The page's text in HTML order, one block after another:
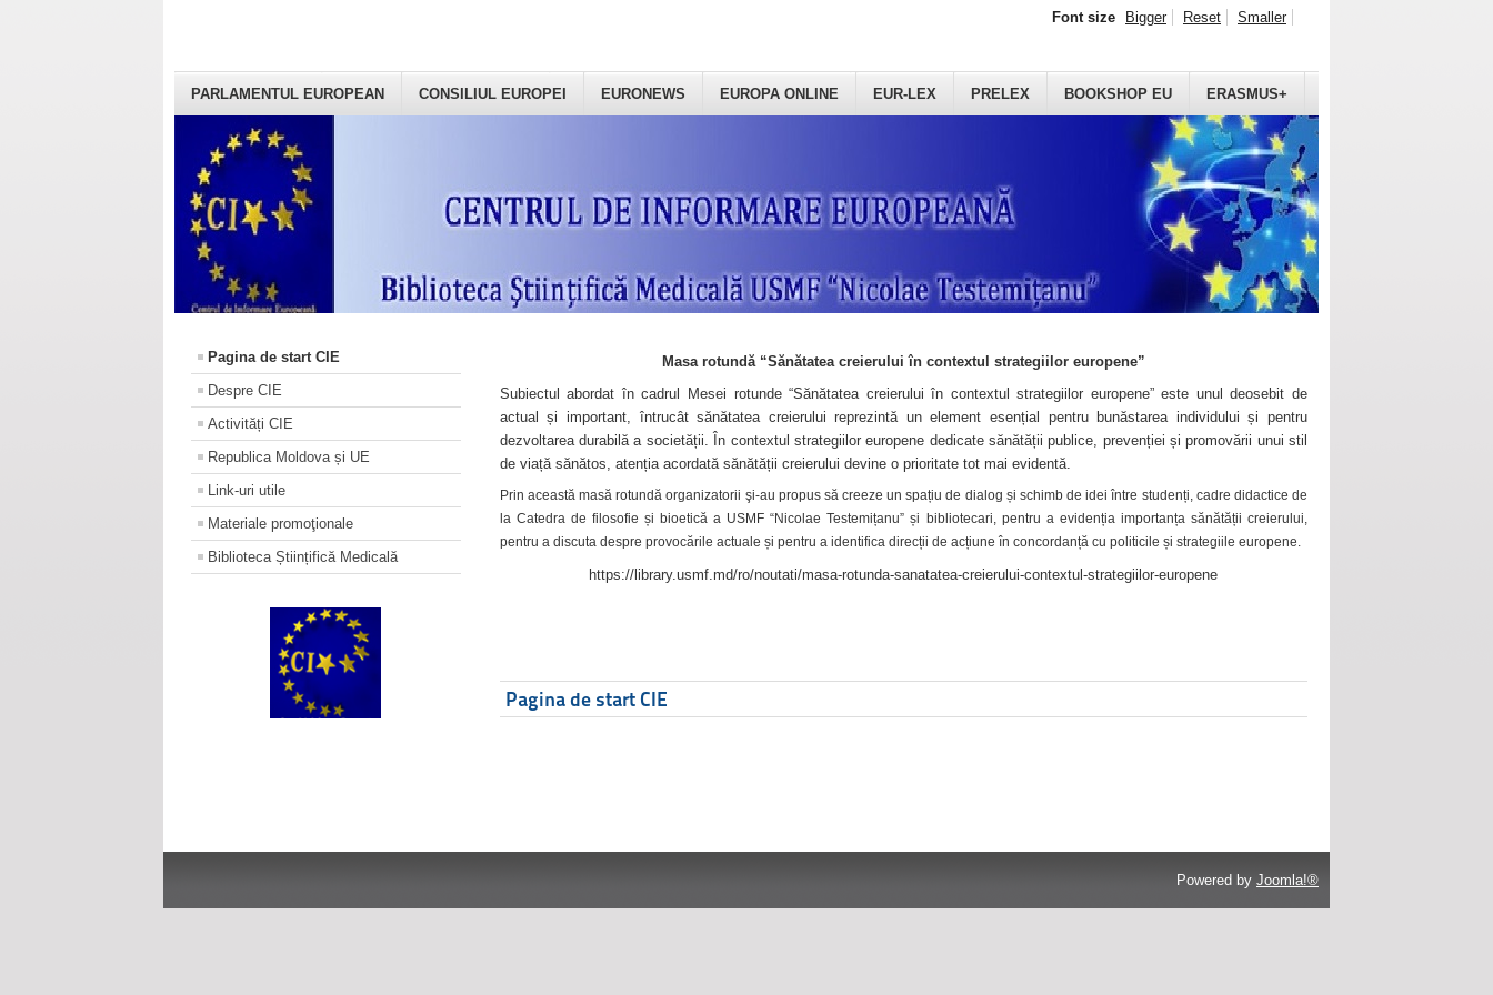
PARLAMENTUL EUROPEAN CONSILIUL EUROPEI EURONEWS EUROPA ONLINE EUR-LEX PRELEX BOOKSHOP EU ERASMUS+
Font size Bigger Reset Smaller
Pagina de start CIE
Despre CIE
Activități CIE
Republica Moldova și UE
Link-uri utile
Materiale promoţionale
Biblioteca Științifică Medicală
Masa rotundă “Sănătatea creierului în contextul strategiilor europene”
Subiectul abordat în cadrul Mesei rotunde “Sănătatea creierului în contextul strategiilor europene” este unul deosebit de
actual și important, întrucât sănătatea creierului reprezintă un element esențial pentru bunăstarea individului și pentru
dezvoltarea durabilă a societății. În contextul strategiilor europene dedicate sănătății publice, prevenției și promovării unui stil
de viață sănătos, atenția acordată sănătății creierului devine o prioritate tot mai evidentă.
Prin această masă rotundă organizatorii şi-au propus să creeze un spațiu de dialog și schimb de idei între studenți, cadre didactice de
la Catedra de filosofie și bioetică a USMF “Nicolae Testemițanu” și bibliotecari, pentru a evidenția importanța sănătății creierului,
pentru a discuta despre provocările actuale și pentru a identifica direcții de acțiune în concordanță cu politicile și strategiile europene.
https://library.usmf.md/ro/noutati/masa-rotunda-sanatatea-creierului-contextul-strategiilor-europene
Pagina de start CIE
Powered by Joomla!®